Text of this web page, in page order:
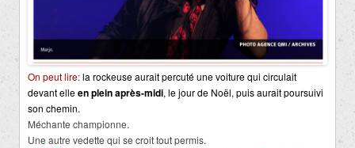
On peut lire:la rockeuse aurait percuté une voiture qui circulait
devant elleen plein après-midi, le jour de Noël, puis aurait poursuivi
son chemin.
Méchante championne.
Une autre vedette qui se croit tout permis.